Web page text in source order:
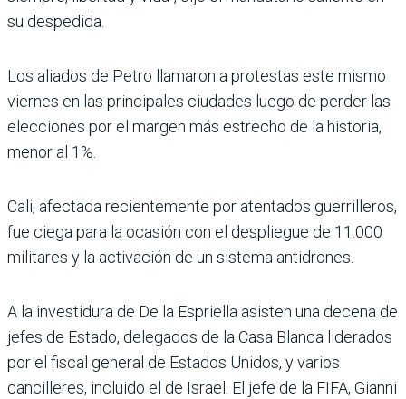
su despedida.
Los aliados de Petro llamaron a protestas este mismo
viernes en las principales ciudades luego de perder las
elecciones por el margen más estrecho de la historia,
menor al 1%.
Cali, afectada recientemente por atentados guerrilleros,
fue ciega para la ocasión con el despliegue de 11.000
militares y la activación de un sistema antidrones.
A la investidura de De la Espriella asisten una decena de
jefes de Estado, delegados de la Casa Blanca liderados
por el fiscal general de Estados Unidos, y varios
cancilleres, incluido el de Israel. El jefe de la FIFA, Gianni